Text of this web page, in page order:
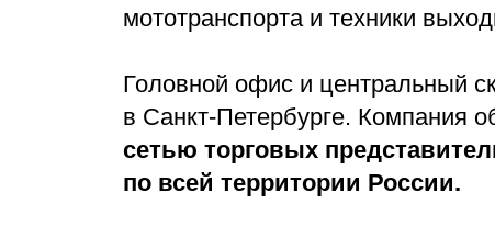
мототранспорта и техники
Головной офис и центральный
в Санкт-Петербурге. Компания
сетью торговых
по всей территории России.